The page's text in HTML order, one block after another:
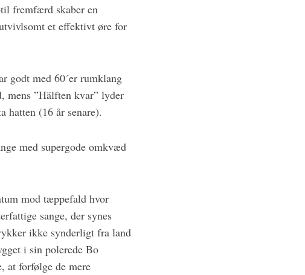
fremfærd skaber en
et effektivt øre for
godt med 60´er rumklang
mens ”Hälften kvar” lyder
hatten (16 år senare).
med supergode omkvæd
mod tæppefald hvor
sange, der synes
ikke synderligt fra land
i sin polerede Bo
at forfølge de mere